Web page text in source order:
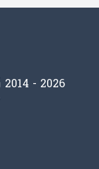
2014 - 2026